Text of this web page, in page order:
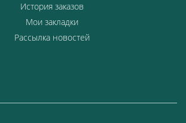
История заказов
Мои закладки
Рассылка новостей